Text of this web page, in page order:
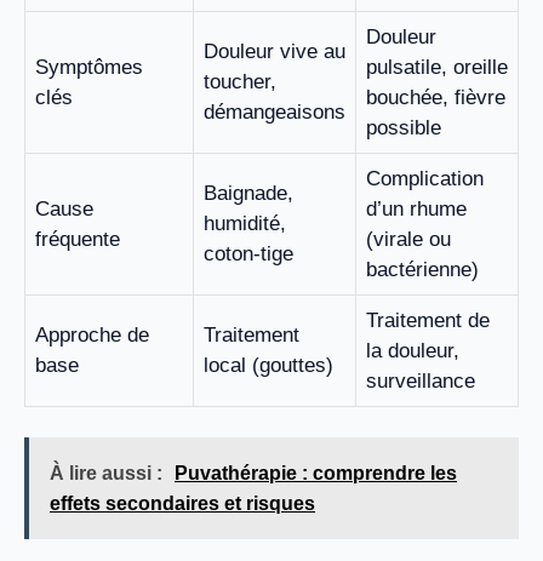
Symptômes
clés
Douleur vive au
toucher,
démangeaisons
Douleur
pulsatile, oreille
bouchée, fièvre
possible
Cause
fréquente
Baignade,
humidité,
coton-tige
Complication
d’un rhume
(virale ou
bactérienne)
Approche de
base
Traitement
local (gouttes)
Traitement de
la douleur,
surveillance
À lire aussi :
Puvathérapie : comprendre les
effets secondaires et risques